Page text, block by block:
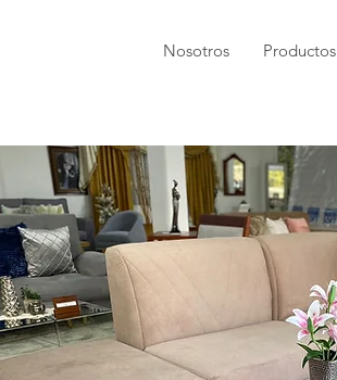
Nosotros Productos